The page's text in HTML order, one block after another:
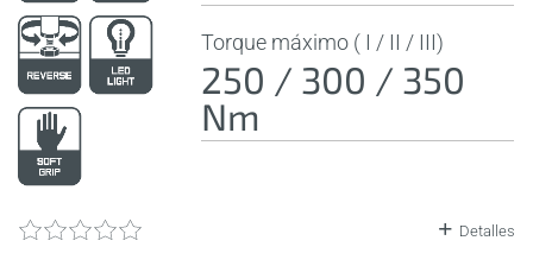
Torque máximo ( I / II / III)
250 / 300 / 350
Nm
Detalles